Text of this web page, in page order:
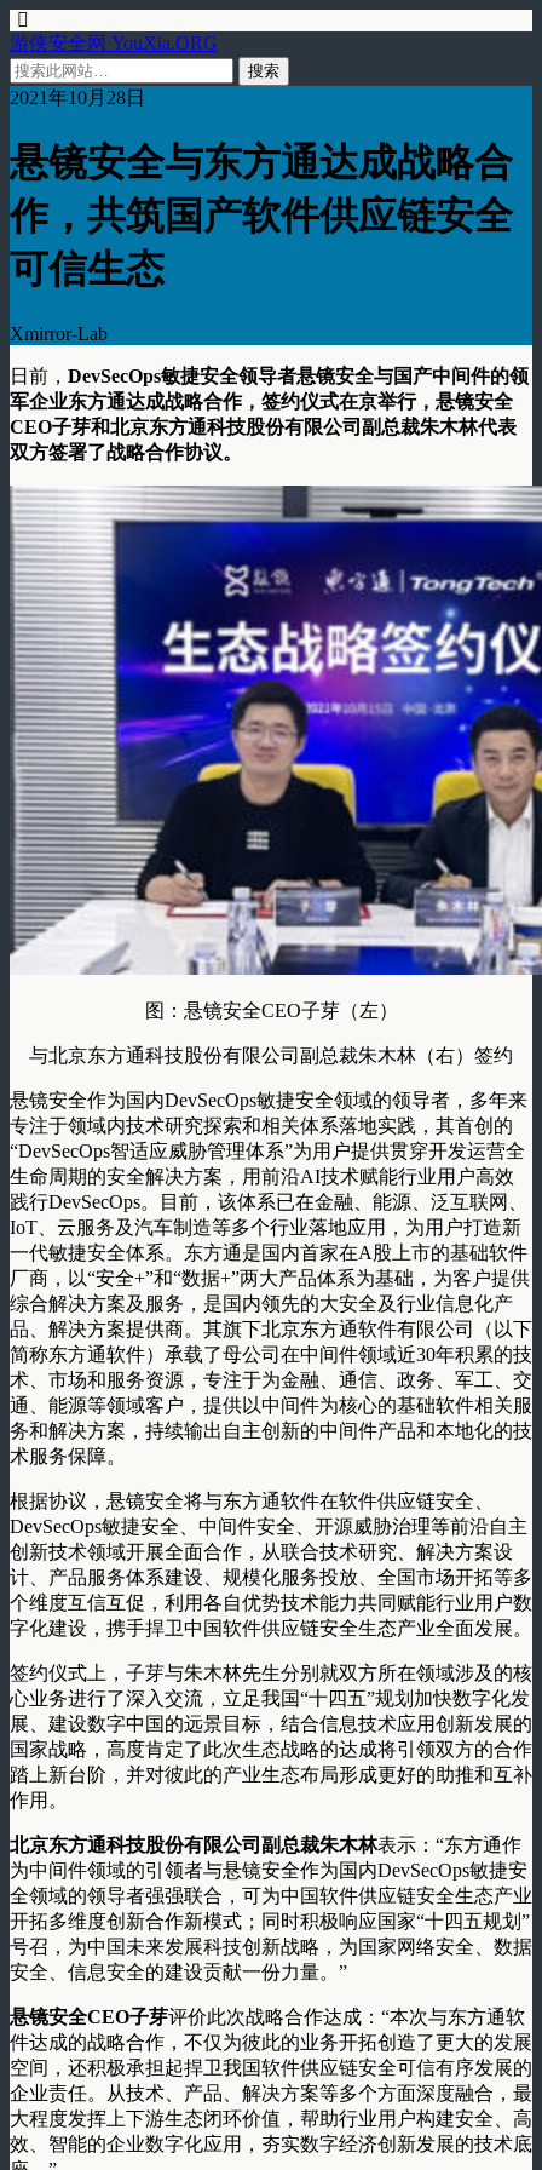
游侠安全网 YouXia.ORG
2021年10月28日
悬镜安全与东方通达成战略合
作，共筑国产软件供应链安全
可信生态
Xmirror-Lab
日前， DevSecOps敏捷安全领导者悬镜安全与国产中间件的领
军企业东方通达成战略合作，签约仪式在京举行，悬镜安全
CEO子芽和北京东方通科技股份有限公司副总裁朱木林代表
双方签署了战略合作协议。
图：悬镜安全CEO子芽（左）
与北京东方通科技股份有限公司副总裁朱木林（右）签约
悬镜安全作为国内DevSecOps敏捷安全领域的领导者，多年来
专注于领域内技术研究探索和相关体系落地实践，其首创的
“DevSecOps智适应威胁管理体系”为用户提供贯穿开发运营全
生命周期的安全解决方案，用前沿AI技术赋能行业用户高效
践行DevSecOps。目前，该体系已在金融、能源、泛互联网、
IoT、云服务及汽车制造等多个行业落地应用，为用户打造新
一代敏捷安全体系。东方通是国内首家在A股上市的基础软件
厂商，以“安全+”和“数据+”两大产品体系为基础，为客户提供
综合解决方案及服务，是国内领先的大安全及行业信息化产
品、解决方案提供商。其旗下北京东方通软件有限公司（以下
简称东方通软件）承载了母公司在中间件领域近30年积累的技
术、市场和服务资源，专注于为金融、通信、政务、军工、交
通、能源等领域客户，提供以中间件为核心的基础软件相关服
务和解决方案，持续输出自主创新的中间件产品和本地化的技
术服务保障。
根据协议，悬镜安全将与东方通软件在软件供应链安全、
DevSecOps敏捷安全、中间件安全、开源威胁治理等前沿自主
创新技术领域开展全面合作，从联合技术研究、解决方案设
计、产品服务体系建设、规模化服务投放、全国市场开拓等多
个维度互信互促，利用各自优势技术能力共同赋能行业用户数
字化建设，携手捍卫中国软件供应链安全生态产业全面发展。
签约仪式上，子芽与朱木林先生分别就双方所在领域涉及的核
心业务进行了深入交流，立足我国“十四五”规划加快数字化发
展、建设数字中国的远景目标，结合信息技术应用创新发展的
国家战略，高度肯定了此次生态战略的达成将引领双方的合作
踏上新台阶，并对彼此的产业生态布局形成更好的助推和互补
作用。
北京东方通科技股份有限公司副总裁朱木林表示：“东方通作
为中间件领域的引领者与悬镜安全作为国内DevSecOps敏捷安
全领域的领导者强强联合，可为中国软件供应链安全生态产业
开拓多维度创新合作新模式；同时积极响应国家“十四五规划”
号召，为中国未来发展科技创新战略，为国家网络安全、数据
安全、信息安全的建设贡献一份力量。”
悬镜安全CEO子芽评价此次战略合作达成：“本次与东方通软
件达成的战略合作，不仅为彼此的业务开拓创造了更大的发展
空间，还积极承担起捍卫我国软件供应链安全可信有序发展的
企业责任。从技术、产品、解决方案等多个方面深度融合，最
大程度发挥上下游生态闭环价值，帮助行业用户构建安全、高
效、智能的企业数字化应用，夯实数字经济创新发展的技术底